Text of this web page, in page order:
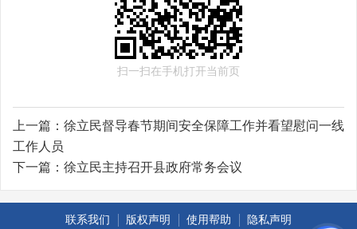
扫一扫在手机打开当前页
上一篇： 徐立民督导春节期间安全保障工作并看望慰问一线
工作人员
下一篇： 徐立民主持召开县政府常务会议
联系我们 版权声明 使用帮助
隐私声明